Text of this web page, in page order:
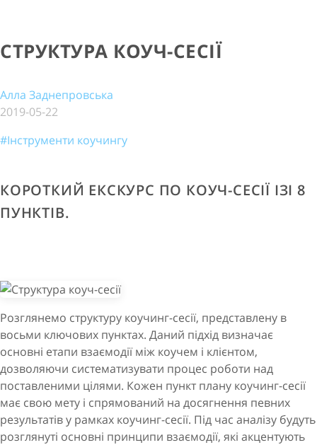
СТРУКТУРА КОУЧ-СЕСІЇ
Алла Заднепровська
2019-05-22
#Інструменти коучингу
КОРОТКИЙ ЕКСКУРС ПО КОУЧ-СЕСІЇ ІЗІ 8
ПУНКТІВ.
Розглянемо структуру коучинг-сесії, представлену в
восьми ключових пунктах. Даний підхід визначає
основні етапи взаємодії між коучем і клієнтом,
дозволяючи систематизувати процес роботи над
поставленими цілями. Кожен пункт плану коучинг-сесії
має свою мету і спрямований на досягнення певних
результатів у рамках коучинг-сесії. Під час аналізу будуть
розглянуті основні принципи взаємодії, які акцентують